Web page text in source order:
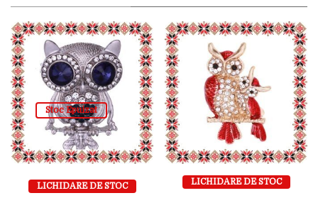
Stoc Epuizat
LICHIDARE DE STOC LICHIDARE DE STOC